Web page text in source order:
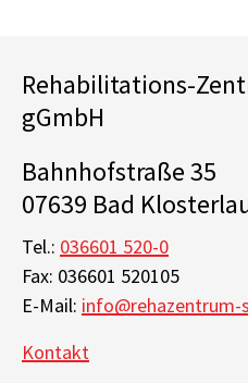
Rehabilitations-
gGmbH
Bahnhofstraße 35
07639 Bad
Tel.: 036601 520-0
Fax: 036601 520105
E-Mail:
Kontakt